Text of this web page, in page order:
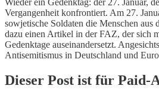
Wieder ein Gedenktag: der 27. Januar,
Vergangenheit konfrontiert. Am 27.
sowjetische Soldaten die Menschen
dazu einen Artikel in der FAZ, der sich
Gedenktage auseinandersetzt.
Antisemitismus in Deutschland und
Dieser Post ist für Paid-